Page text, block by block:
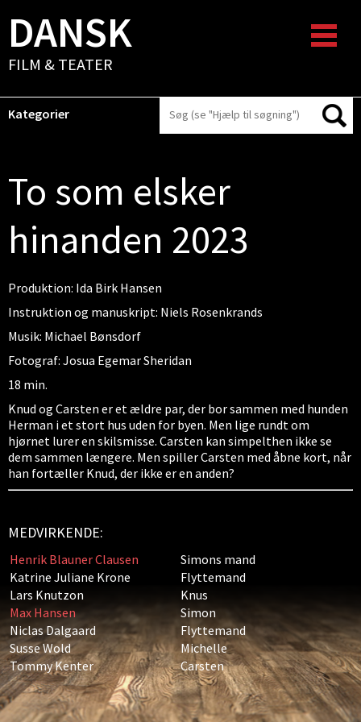
DANSK
FILM & TEATER
Kategorier
To som elsker
hinanden 2023
Produktion: Ida Birk Hansen
Instruktion og manuskript: Niels Rosenkrands
Musik: Michael Bønsdorf
Fotograf: Josua Egemar Sheridan
18 min.
Knud og Carsten er et ældre par, der bor sammen med hunden
Herman i et stort hus uden for byen. Men lige rundt om
hjørnet lurer en skilsmisse. Carsten kan simpelthen ikke se
dem sammen længere. Men spiller Carsten med åbne kort, når
han fortæller Knud, der ikke er en anden?
MEDVIRKENDE:
Henrik Blauner Clausen
Simons mand
Katrine Juliane Krone
Flyttemand
Lars Knutzon
Knus
Max Hansen
Simon
Niclas Dalgaard
Flyttemand
Susse Wold
Michelle
Tommy Kenter
Carsten